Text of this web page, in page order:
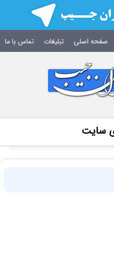
صفحه اصلی تبلیغات تماس با ما
سایت